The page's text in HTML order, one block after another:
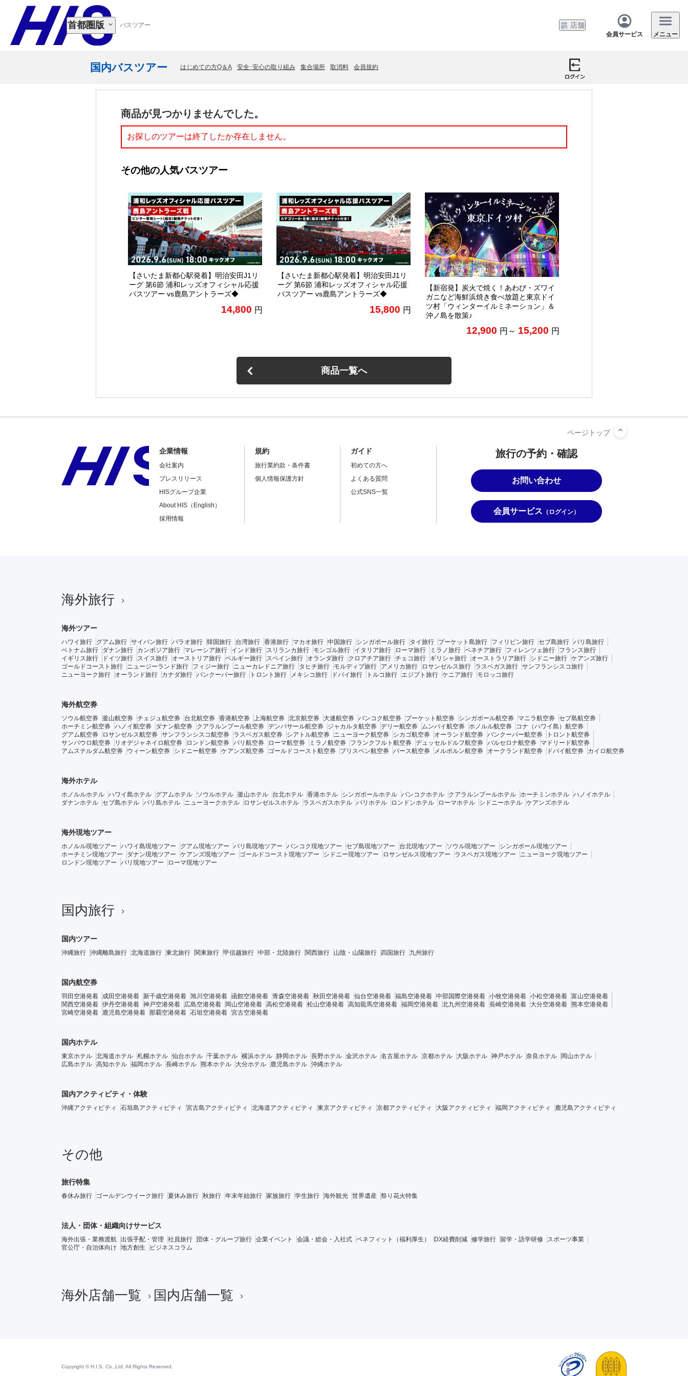
バスツアー
首都圏版 店舗
会員サービス メニュー
国内バスツアー はじめての方Q＆A 安全･安心の取り組み 集合場所 取消料 会員規約
商品が見つかりませんでした。
お探しのツアーは終了したか存在しません。
その他の人気バスツアー
【さいたま新都心駅発着】明治安田J1リ
ーグ 第6節 浦和レッズオフィシャル応援
バスツアー vs鹿島アントラーズ◆
14,800 円
【さいたま新都心駅発着】明治安田J1リ
ーグ 第6節 浦和レッズオフィシャル応援
バスツアー vs鹿島アントラーズ◆
15,800 円
【新宿発】炭火で焼く！あわび・ズワイ
ガニなど海鮮浜焼き食べ放題と東京ドイ
ツ村「ウィンターイルミネーション」＆
沖ノ島を散策♪
12,900 円～ 15,200 円
商品一覧へ
旅行の予約・確認
お問い合わせ
会員サービス （ログイン）
企業情報
会社案内
プレスリリース
HISグループ企業
About HIS（English）
採用情報
規約
旅行業約款・条件書
個人情報保護方針
ガイド
初めての方へ
よくある質問
公式SNS一覧
海外旅行
海外ツアー
ハワイ旅行 グアム旅行 サイパン旅行 パラオ旅行 韓国旅行 台湾旅行 香港旅行 マカオ旅行 中国旅行 シンガポール旅行 タイ旅行 プーケット島旅行 フィリピン旅行 セブ島旅行 バリ島旅行
ベトナム旅行
ダナン旅行 カンボジア旅行 マレーシア旅行 インド旅行 スリランカ旅行 モンゴル旅行 イタリア旅行 ローマ旅行 ミラノ旅行 ベネチア旅行 フィレンツェ旅行
フランス旅行
イギリス旅行
ドイツ旅行 スイス旅行 オーストリア旅行 ベルギー旅行 スペイン旅行 オランダ旅行 クロアチア旅行 チェコ旅行 ギリシャ旅行 オーストラリア旅行 シドニー旅行 ケアンズ旅行
ゴールドコースト旅行
ニュージーランド旅行 フィジー旅行 ニューカレドニア旅行 タヒチ旅行 モルディブ旅行 アメリカ旅行 ロサンゼルス旅行 ラスベガス旅行 サンフランシスコ旅行
ニューヨーク旅行
オーランド旅行 カナダ旅行 バンクーバー旅行 トロント旅行 メキシコ旅行 ドバイ旅行 トルコ旅行 エジプト旅行 ケニア旅行 モロッコ旅行
海外航空券
ソウル航空券 釜山航空券 チェジュ航空券 台北航空券 香港航空券 上海航空券 北京航空券 大連航空券 バンコク航空券 プーケット航空券 シンガポール航空券 マニラ航空券 セブ島航空券
ホーチミン航空券 ハノイ航空券 ダナン航空券 クアラルンプール航空券 デンパサール航空券 ジャカルタ航空券 デリー航空券 ムンバイ航空券 ホノルル航空券
コナ（ハワイ島）航空券
グアム航空券
ロサンゼルス航空券 サンフランシスコ航空券 ラスベガス航空券 シアトル航空券 ニューヨーク航空券 シカゴ航空券 オーランド航空券 バンクーバー航空券
トロント航空券
サンパウロ航空券
リオデジャネイロ航空券 ロンドン航空券 パリ航空券 ローマ航空券 ミラノ航空券 フランクフルト航空券 デュッセルドルフ航空券 バルセロナ航空券
マドリード航空券
アムステルダム航空券
ウィーン航空券 シドニー航空券 ケアンズ航空券 ゴールドコースト航空券 ブリスベン航空券 パース航空券 メルボルン航空券 オークランド航空券 ドバイ航空券 カイロ航空券
海外ホテル
ホノルルホテル ハワイ島ホテル グアムホテル ソウルホテル 釜山ホテル 台北ホテル 香港ホテル シンガポールホテル バンコクホテル クアラルンプールホテル ホーチミンホテル ハノイホテル
ダナンホテル セブ島ホテル バリ島ホテル ニューヨークホテル ロサンゼルスホテル ラスベガスホテル パリホテル ロンドンホテル ローマホテル シドニーホテル ケアンズホテル
海外現地ツアー
ホノルル現地ツアー ハワイ島現地ツアー グアム現地ツアー バリ島現地ツアー バンコク現地ツアー セブ島現地ツアー 台北現地ツアー ソウル現地ツアー
シンガポール現地ツアー
ホーチミン現地ツアー
ダナン現地ツアー ケアンズ現地ツアー ゴールドコースト現地ツアー シドニー現地ツアー ロサンゼルス現地ツアー ラスベガス現地ツアー
ニューヨーク現地ツアー
ロンドン現地ツアー
パリ現地ツアー ローマ現地ツアー
国内旅行
国内ツアー
沖縄旅行 沖縄離島旅行 北海道旅行 東北旅行 関東旅行 甲信越旅行 中部・北陸旅行 関西旅行 山陰・山陽旅行 四国旅行 九州旅行
国内航空券
羽田空港発着 成田空港発着 新千歳空港発着 旭川空港発着 函館空港発着 青森空港発着 秋田空港発着 仙台空港発着 福島空港発着 中部国際空港発着 小牧空港発着 小松空港発着 富山空港発着
関西空港発着 伊丹空港発着 神戸空港発着 広島空港発着 岡山空港発着 高松空港発着 松山空港発着 高知龍馬空港発着 福岡空港発着 北九州空港発着 長崎空港発着 大分空港発着 熊本空港発着
宮崎空港発着
鹿児島空港発着 那覇空港発着 石垣空港発着 宮古空港発着
国内ホテル
東京ホテル 北海道ホテル 札幌ホテル 仙台ホテル 千葉ホテル 横浜ホテル 静岡ホテル 長野ホテル 金沢ホテル 名古屋ホテル 京都ホテル 大阪ホテル 神戸ホテル 奈良ホテル
岡山ホテル
広島ホテル 高知ホテル 福岡ホテル 長崎ホテル 熊本ホテル 大分ホテル 鹿児島ホテル 沖縄ホテル
国内アクティビティ・体験
沖縄アクティビティ 石垣島アクティビティ 宮古島アクティビティ 北海道アクティビティ 東京アクティビティ 京都アクティビティ 大阪アクティビティ 福岡アクティビティ 鹿児島アクティビティ
その他
旅行特集
春休み旅行 ゴールデンウイーク旅行 夏休み旅行 秋旅行 年末年始旅行 家族旅行 学生旅行 海外観光 世界遺産 祭り花火特集
法人・団体・組織向けサービス
海外出張・業務渡航 出張手配・管理 社員旅行 団体・グループ旅行 企業イベント 会議・総会・入社式 ベネフィット（福利厚生） DX経費削減 修学旅行 留学・語学研修
スポーツ事業
官公庁・自治体向け
地方創生 ビジネスコラム
海外店舗一覧 国内店舗一覧
Copyright © H.I.S. Co.,Ltd. All Rights Reserved.